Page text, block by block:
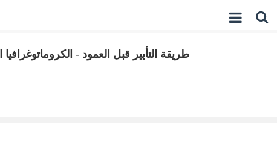
طريقة التأبير قبل العمود - الكروماتوغرافيا السائلة